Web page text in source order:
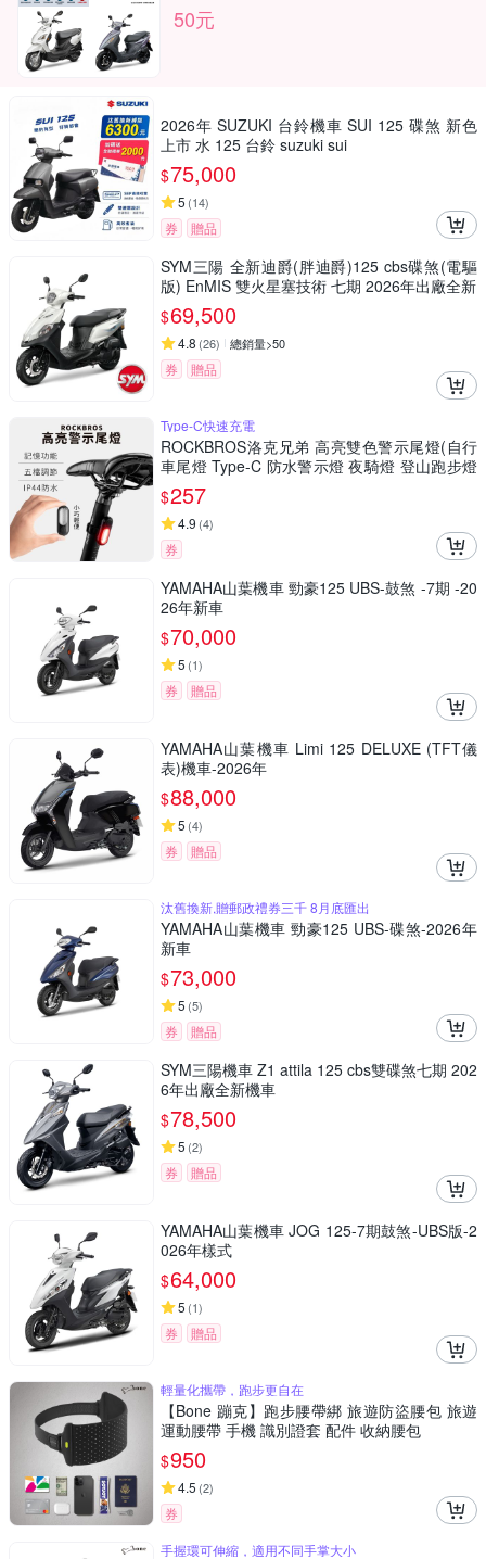
50元
2026年 SUZUKI 台鈴機車 SUI 125 碟煞 新色
上市 水 125 台鈴 suzuki sui
$75,000
5 (14)
券 贈品
SYM三陽 全新迪爵(胖迪爵)125 cbs碟煞(電驅
版) EnMIS 雙火星塞技術 七期 2026年出廠全新
$69,500
4.8 (26) 總銷量>50
券 贈品
Type-C快速充電
ROCKBROS洛克兄弟 高亮雙色警示尾燈(自行
車尾燈 Type-C 防水警示燈 夜騎燈 登山跑步燈
紅藍閃爍安全燈)
$257
4.9 (4)
券
YAMAHA山葉機車 勁豪125 UBS-鼓煞 -7期 -20
26年新車
$70,000
5 (1)
券 贈品
YAMAHA山葉機車 Limi 125 DELUXE (TFT儀
表)機車-2026年
$88,000
5 (4)
券 贈品
汰舊換新,贈郵政禮券三千 8月底匯出
YAMAHA山葉機車 勁豪125 UBS-碟煞-2026年
新車
$73,000
5 (5)
券 贈品
SYM三陽機車 Z1 attila 125 cbs雙碟煞七期 202
6年出廠全新機車
$78,500
5 (2)
券 贈品
YAMAHA山葉機車 JOG 125-7期鼓煞-UBS版-2
026年樣式
$64,000
5 (1)
券 贈品
輕量化攜帶，跑步更自在
【Bone 蹦克】跑步腰帶綁 旅遊防盜腰包 旅遊
運動腰帶 手機 識別證套 配件 收納腰包
$950
4.5 (2)
券
手握環可伸縮，適用不同手掌大小